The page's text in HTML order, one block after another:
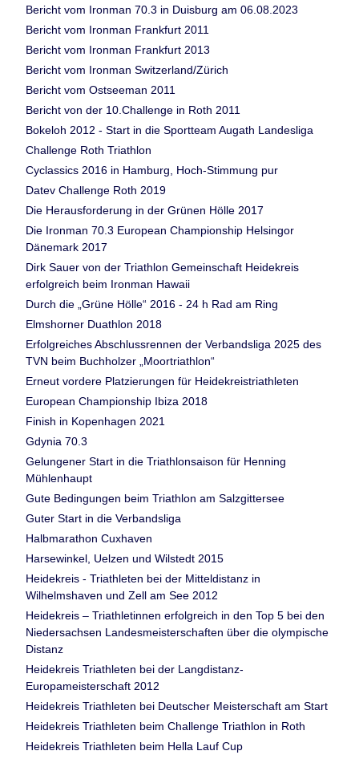
Bericht vom Ironman 70.3 in Duisburg am 06.08.2023
Bericht vom Ironman Frankfurt 2011
Bericht vom Ironman Frankfurt 2013
Bericht vom Ironman Switzerland/Zürich
Bericht vom Ostseeman 2011
Bericht von der 10.Challenge in Roth 2011
Bokeloh 2012 - Start in die Sportteam Augath Landesliga
Challenge Roth Triathlon
Cyclassics 2016 in Hamburg, Hoch-Stimmung pur
Datev Challenge Roth 2019
Die Herausforderung in der Grünen Hölle 2017
Die Ironman 70.3 European Championship Helsingor
Dänemark 2017
Dirk Sauer von der Triathlon Gemeinschaft Heidekreis
erfolgreich beim Ironman Hawaii
Durch die „Grüne Hölle“ 2016 - 24 h Rad am Ring
Elmshorner Duathlon 2018
Erfolgreiches Abschlussrennen der Verbandsliga 2025 des
TVN beim Buchholzer „Moortriathlon“
Erneut vordere Platzierungen für Heidekreistriathleten
European Championship Ibiza 2018
Finish in Kopenhagen 2021
Gdynia 70.3
Gelungener Start in die Triathlonsaison für Henning
Mühlenhaupt
Gute Bedingungen beim Triathlon am Salzgittersee
Guter Start in die Verbandsliga
Halbmarathon Cuxhaven
Harsewinkel, Uelzen und Wilstedt 2015
Heidekreis - Triathleten bei der Mitteldistanz in
Wilhelmshaven und Zell am See 2012
Heidekreis – Triathletinnen erfolgreich in den Top 5 bei den
Niedersachsen Landesmeisterschaften über die olympische
Distanz
Heidekreis Triathleten bei der Langdistanz-
Europameisterschaft 2012
Heidekreis Triathleten bei Deutscher Meisterschaft am Start
Heidekreis Triathleten beim Challenge Triathlon in Roth
Heidekreis Triathleten beim Hella Lauf Cup